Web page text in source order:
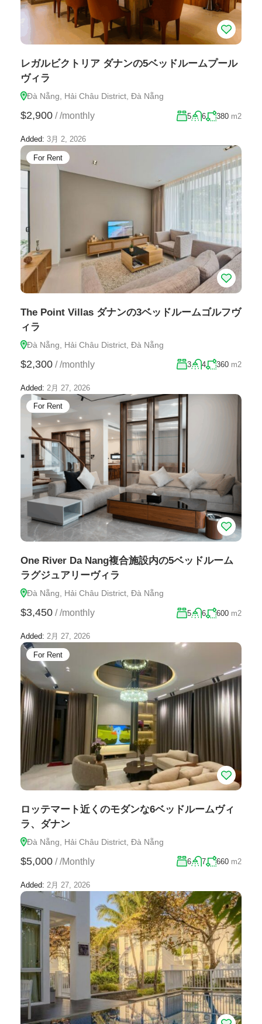
レガルビクトリア ダナンの5ベッドルームプール
ヴィラ
Đà Nẵng, Hải Châu District, Đà Nẵng
$2,900 / /monthly 5 6 380 m2
Added: 3月 2, 2026
For Rent
The Point Villas ダナンの3ベッドルームゴルフヴ
ィラ
Đà Nẵng, Hải Châu District, Đà Nẵng
$2,300 / /monthly 3 4 360 m2
Added: 2月 27, 2026
For Rent
One River Da Nang複合施設内の5ベッドルーム
ラグジュアリーヴィラ
Đà Nẵng, Hải Châu District, Đà Nẵng
$3,450 / /monthly 5 6 600 m2
Added: 2月 27, 2026
For Rent
ロッテマート近くのモダンな6ベッドルームヴィ
ラ、ダナン
Đà Nẵng, Hải Châu District, Đà Nẵng
$5,000 / /Monthly 6 7 660 m2
Added: 2月 27, 2026